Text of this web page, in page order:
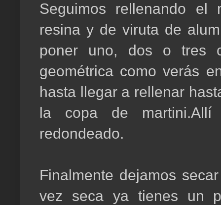
Seguimos rellenando el
resina y de viruta de
poner uno, dos o tres
geométrica como verás
hasta llegar a rellenar
la copa de martini.Allí
redondeado.
Finalmente dejamos
vez seca ya tienes un